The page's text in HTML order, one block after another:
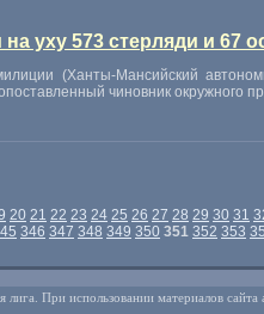
уху 573 стерляди и 67
(Ханты-Мансийский
чиновник окружного
20 21 22 23 24 25 26 27 28 29 30 31
346 347 348 349 350 351 352 353
При использовании материалов сайта